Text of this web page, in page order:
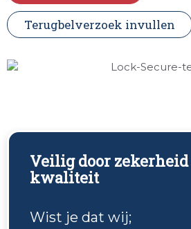
Terugbelverzoek invullen
Veilig door
kwaliteit
Wist je dat wij;